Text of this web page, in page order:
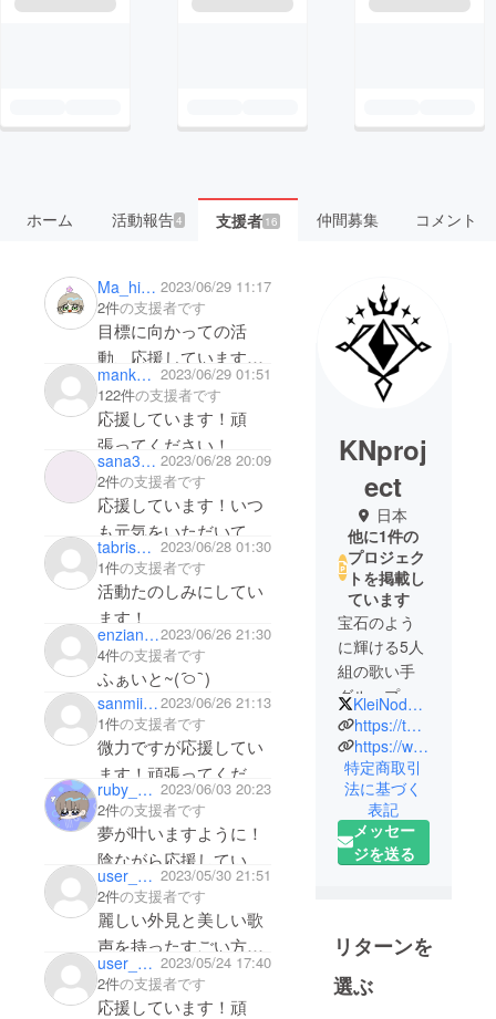
ホーム 活動報告4 支援者 16 仲間募集 コメント
Ma_hironn 2023/06/29 11:17
2件の支援者です
目標に向かっての活
動、応援しています！
頑張ってください！
mankaida 2023/06/29 01:51
122件の支援者です
応援しています！頑
張ってください！
sana3770 2023/06/28 20:09
2件の支援者です
応援しています！いつ
も元気をいただいてい
るので、少しでも力に
なれたらなと思いま
す！！
tabris913 2023/06/28 01:30
1件の支援者です
活動たのしみにしてい
ます！
enzian15962023/06/26 21:30
4件の支援者です
ふぁいと~( ᷇࿀ ᷆ )
sanmii11872023/06/26 21:13
1件の支援者です
微力ですが応援してい
ます！頑張ってくださ
い！
エデくんオズくんファ
イトー
ruby_maro7 2023/06/03 20:23
2件の支援者です
夢が叶いますように！
陰ながら応援していま
す！ user_41ada2f79254 2023/05/30 21:51
2件の支援者です
麗しい外見と美しい歌
声を持ったすごい方々
だと思っています。
応援しています。
user_de1ac5ab6024 2023/05/24 17:40
2件の支援者です
応援しています！頑
KNproj
ect
日本
他に1件の
プロジェク
トを掲載し
ています
宝石のよう
に輝ける5人
組の歌い手
グループ！
メンバーは
「Oz.」
「エデル」
「クロム」
「月影灰」
「夕陽茜」
武道館で歌
なるため、
邁進してま
ります！！
KleiNod_AD
https://twitter.com/KleiNod_info
https://www.youtube.com/@kleinod_official
特定商取引
法に基づく
表記
メッセー
ジを送る
リターンを
選ぶ